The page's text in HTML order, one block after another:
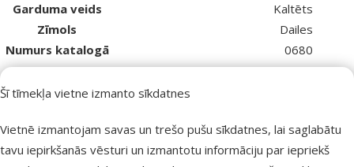
Šī tīmekļa vietne izmanto sīkdatnes
Vietnē izmantojam savas un trešo pušu sīkdatnes, lai saglabātu
tavu iepirkšanās vēsturi un izmantotu informāciju par iepriekš
Garduma veids
Kaltēts
Zīmols
Dailes
Numurs katalogā
0680
EAN
4750534000019
Līdzīgi produkti
Gardums suņiem – Rasco Premium Cod
Atsauksmes 0%